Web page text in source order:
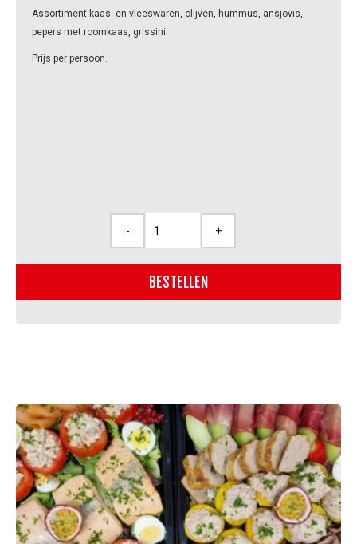
Assortiment kaas- en vleeswaren, olijven, hummus, ansjovis,
pepers met roomkaas, grissini.
Prijs per persoon.
Aperoschotel
- +
BESTELLEN